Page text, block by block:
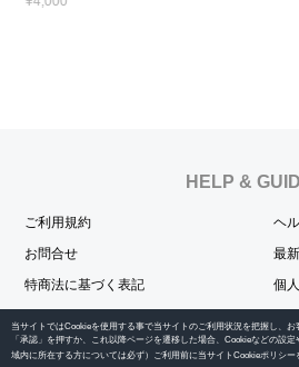
当サイトではCookieを使用する事で当サイトのご利用状況を把握し、
「承認」を押すか、これ以降ページを遷移した場合、Cookieなどの設
域内に所在する方については必ず）ご利用前に当サイトCookieポリシー
HELP &
ご利用規約
ヘ
お問合せ
最
特商法に基づく表記
個
OFFICIAL